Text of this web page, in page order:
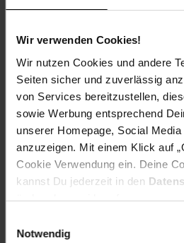
Wir verwenden Cookies!
Wir nutzen Cookies und andere
Seiten sicher und zuverlässig
von Services bereitzustellen,
sowie Werbung entsprechend
unserer Homepage, Social
anzuzeigen. Mit einem Klick auf
Cookie Verwendung ein. Deine
kannst Du jederzeit in den
ändern bzw. widerrufen.
Notwendig
Lichtbedarf: Halbschattig-Schattig
Wasserbedarf: Mittel
Rückschnitt: Regelmäßiger
Schnittverträglichkeit: Gut
Bodenansprüche: humos und gut
Nährstoffgehalt: Mittel
Frosthärte: bis -15 °C
Verwendung: Als Sichtschutz,Als
Klein- und Vorgärten,Als
nährpflanze,Kletterpflanze,
Duft: Kein Duft